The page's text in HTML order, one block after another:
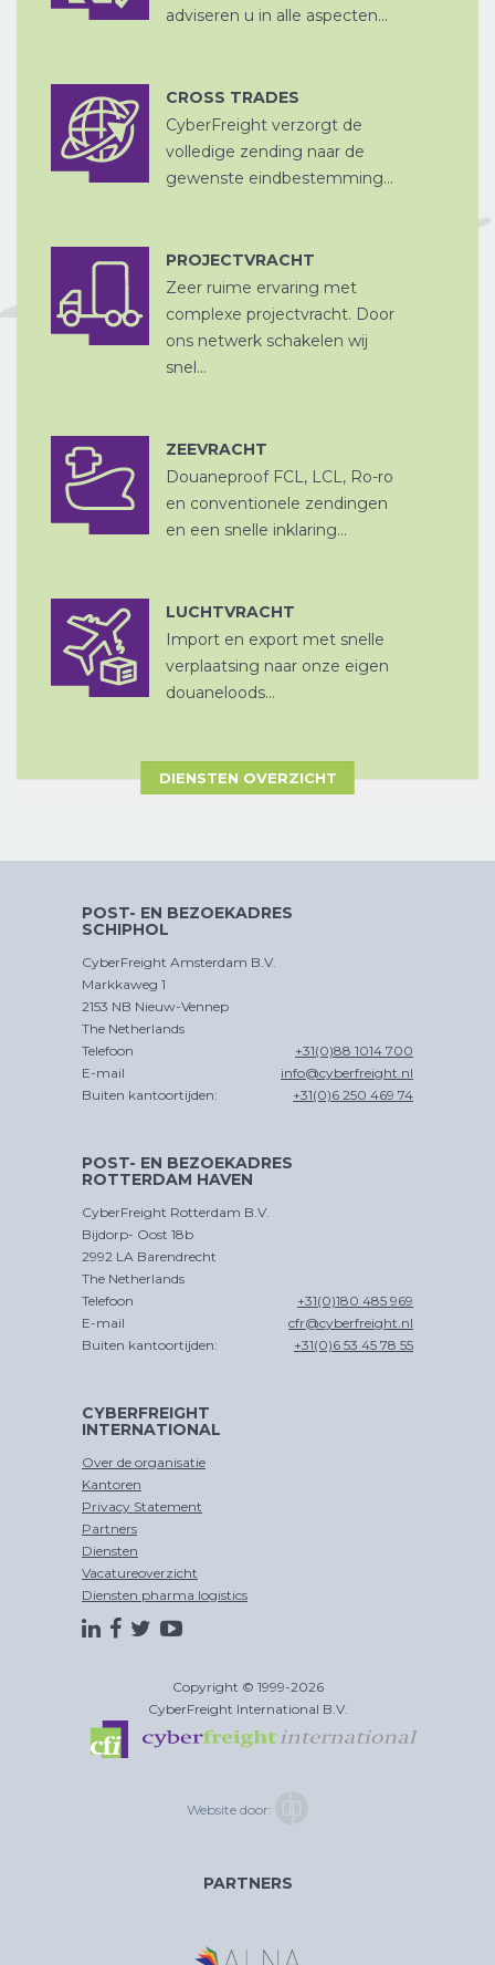
OPSLAG EN
DITSRIBUTIE
adviseren u in alle aspecten...
CROSS
CROSS TRADES
CyberFreight verzorgt de
volledige zending naar de
gewenste eindbestemming...
PROJECTVRACHT
Zeer ruime ervaring met
complexe projectvracht. Door
ons netwerk schakelen wij
snel...
LUCHTVRACHT
ZEEVRACHT
CHINA
PER SPOOR
TRADE
ZEEVRACHT
Douaneproof FCL, LCL, Ro-ro
en conventionele zendingen
en een snelle inklaring...
LUCHTVRACHT
PER SPOOR
CROSS
LUCHTVRACHT
Import en export met snelle
verplaatsing naar onze eigen
douaneloods...
DIENSTEN OVERZICHT
POST- EN BEZOEKADRES
SCHIPHOL
CyberFreight Amsterdam B.V.
Markkaweg 1
2153 NB Nieuw-Vennep
The Netherlands
Telefoon
+31(0)88 1014 700
E-mail
info@cyberfreight.nl
Buiten kantoortijden:
+31(0)6 250 469 74
POST- EN BEZOEKADRES
ROTTERDAM HAVEN
CyberFreight Rotterdam B.V.
Bijdorp- Oost 18b
2992 LA Barendrecht
The Netherlands
Telefoon
+31(0)180 485 969
E-mail
cfr@cyberfreight.nl
Buiten kantoortijden:
+31(0)6 53 45 78 55
CYBERFREIGHT
INTERNATIONAL
Over de organisatie
Kantoren
Privacy Statement
Partners
Diensten
Vacatureoverzicht
Diensten pharma logistics
Copyright © 1999-2026
CyberFreight International B.V.
Website door:
PARTNERS